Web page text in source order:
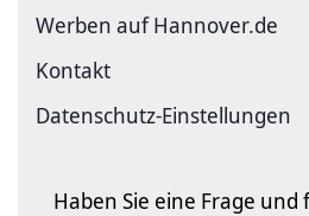
Werben auf Hannover.de
Kontakt
Datenschutz-Einstellungen
Haben Sie eine Frage